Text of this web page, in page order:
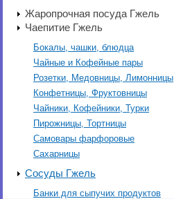
Жаропрочная посуда Гжель
Чаепитие Гжель
Бокалы, чашки, блюдца
Чайные и Кофейные пары
Розетки, Медовницы, Лимонницы
Конфетницы, Фруктовницы
Чайники, Кофейники, Турки
Пирожницы, Тортницы
Самовары фарфоровые
Сахарницы
Сосуды Гжель
Банки для сыпучих продуктов